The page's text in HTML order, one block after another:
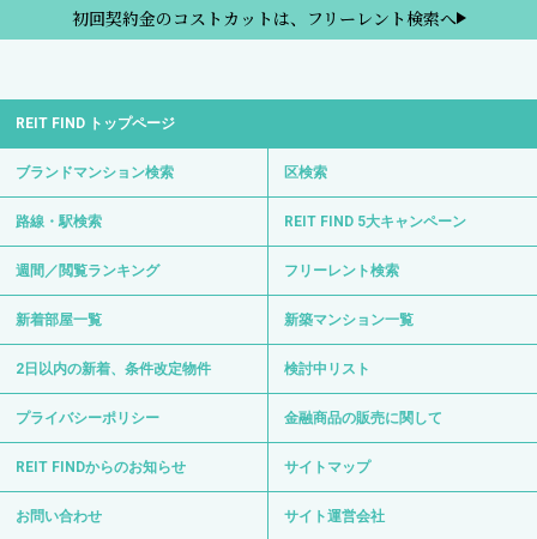
初回契約金のコストカットは、フリーレント検索へ
REIT FIND トップページ
ブランドマンション検索 区検索
路線・駅検索 REIT FIND 5大キャンペーン
週間／閲覧ランキング フリーレント検索
新着部屋一覧 新築マンション一覧
2日以内の新着、条件改定物件 検討中リスト
プライバシーポリシー 金融商品の販売に関して
REIT FINDからのお知らせ サイトマップ
お問い合わせ サイト運営会社